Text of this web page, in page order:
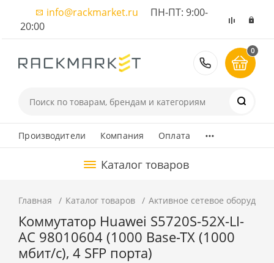
info@rackmarket.ru ПН-ПТ: 9:00-
20:00
8 (495)
0
Производители Компания Оплата ...
Каталог товаров
Главная Каталог товаров Активное сетевое
Коммутатор Huawei S5720S-52X-LI-
AC 98010604 (1000 Base-TX (1000
мбит/с), 4 SFP порта)